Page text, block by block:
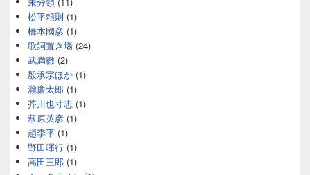
松平頼則 (1)
橋本國彦 (1)
歌詞置き場 (24)
武満徹 (2)
殷承宗ほか (1)
瀧廉太郎 (1)
芥川也寸志 (1)
萩原英彦 (1)
趙季平 (1)
野田暉行 (1)
高田三郎 (1)